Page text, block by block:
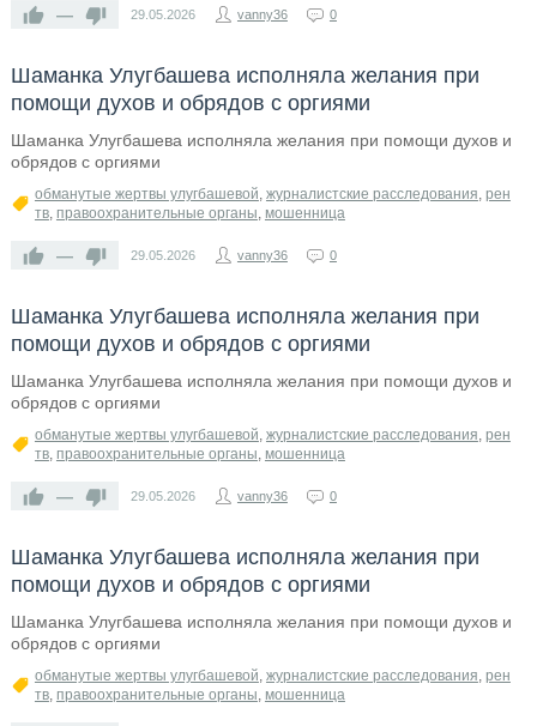
— 29.05.2026 vanny36 0
Шаманка Улугбашева исполняла желания при
помощи духов и обрядов с оргиями
Шаманка Улугбашева исполняла желания при помощи духов и
обрядов с оргиями
обманутые жертвы улугбашевой, журналистские расследования, рен
тв, правоохранительные органы, мошенница
— 29.05.2026 vanny36 0
Шаманка Улугбашева исполняла желания при
помощи духов и обрядов с оргиями
Шаманка Улугбашева исполняла желания при помощи духов и
обрядов с оргиями
обманутые жертвы улугбашевой, журналистские расследования, рен
тв, правоохранительные органы, мошенница
— 29.05.2026 vanny36 0
Шаманка Улугбашева исполняла желания при
помощи духов и обрядов с оргиями
Шаманка Улугбашева исполняла желания при помощи духов и
обрядов с оргиями
обманутые жертвы улугбашевой, журналистские расследования, рен
тв, правоохранительные органы, мошенница